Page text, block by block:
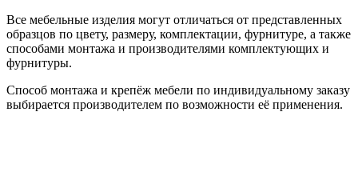
Все мебельные изделия могут отличаться от представленных
образцов по цвету, размеру, комплектации, фурнитуре, а также
способами монтажа и производителями комплектующих и
фурнитуры.
Способ монтажа и крепёж мебели по индивидуальному заказу
выбирается производителем по возможности её применения.